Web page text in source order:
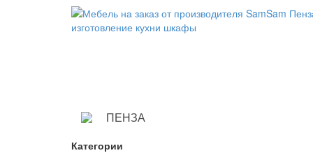
ПЕНЗА
Категории